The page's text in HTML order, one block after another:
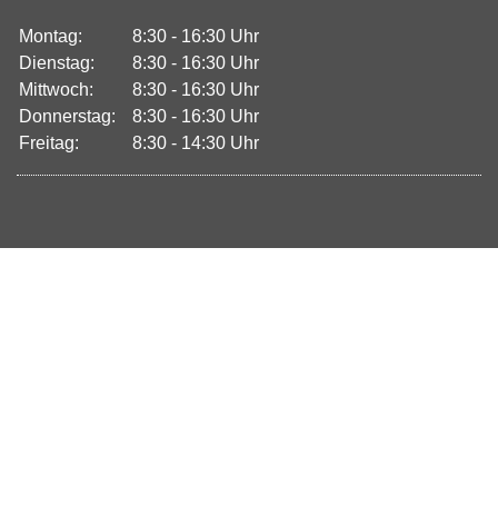
Montag:
8:30 - 16:30 Uhr
Dienstag:
8:30 - 16:30 Uhr
Mittwoch:
8:30 - 16:30 Uhr
Donnerstag:
8:30 - 16:30 Uhr
Freitag:
8:30 - 14:30 Uhr